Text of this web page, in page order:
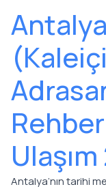
Antalya’nın tarihi